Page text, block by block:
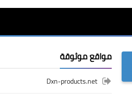
مواقع موثوقة
Dxn-products.net